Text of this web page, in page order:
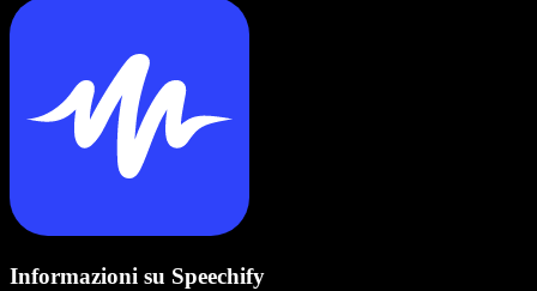
Informazioni su Speechify